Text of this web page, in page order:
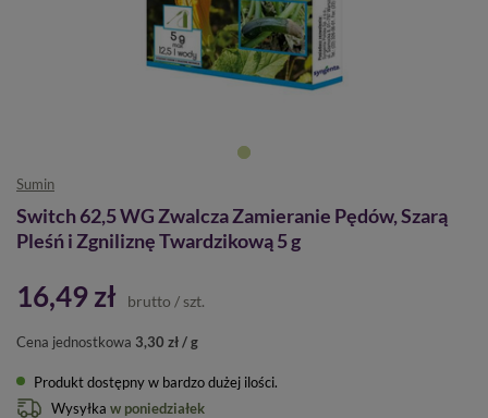
Sumin
Switch 62,5 WG Zwalcza Zamieranie Pędów, Szarą
Pleśń i Zgniliznę Twardzikową 5 g
16,49 zł brutto / szt.
Cena jednostkowa 3,30 zł / g
Produkt dostępny w bardzo dużej ilości
Wysyłka w poniedziałek